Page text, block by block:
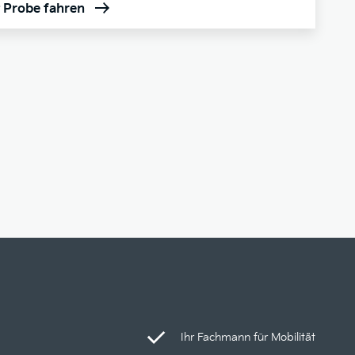
Probe fahren
Ihr Fachmann für Mobilität